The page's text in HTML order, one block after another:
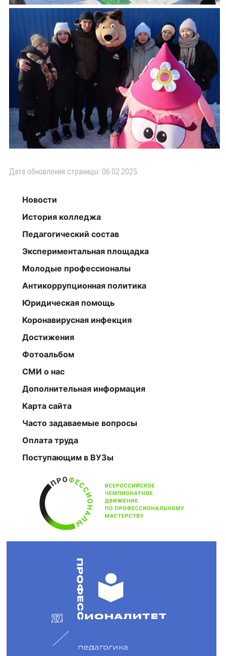
Дата обновления страницы: 06.02.2025
Новости
История колледжа
Педагогический состав
Экспериментальная площадка
Молодые профессионалы
Антикоррупционная политика
Юридическая помощь
Коронавирусная инфекция
Достижения
Фотоальбом
СМИ о нас
Дополнительная информация
Карта сайта
Часто задаваемые вопросы
Оплата труда
Поступающим в ВУЗы